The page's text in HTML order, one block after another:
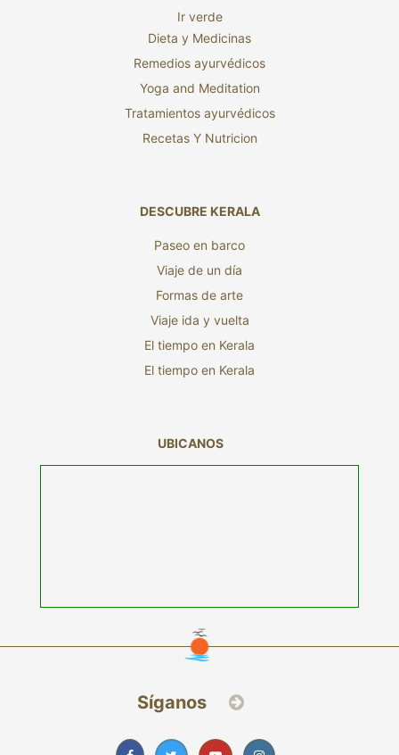
Ir verde
Dieta y Medicinas
Remedios ayurvédicos
Yoga and Meditation
Tratamientos ayurvédicos
Recetas Y Nutricion
DESCUBRE KERALA
Paseo en barco
Viaje de un día
Formas de arte
Viaje ida y vuelta
El tiempo en Kerala
El tiempo en Kerala
UBICANOS
Síganos